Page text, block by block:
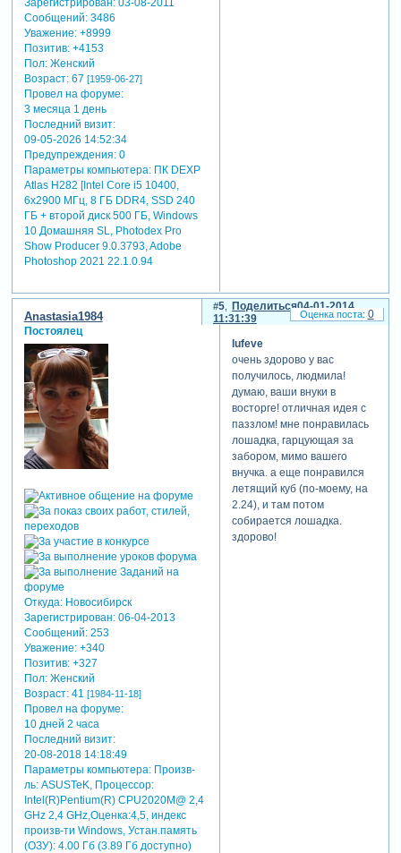
Сообщений:3486
Уважение: +8999
Позитив: +4153
Пол:Женский
Возраст:67 [1959-06-27]
Провел на форуме:
3 месяца 1 день
Последний визит:
09-05-2026 14:52:34
Предупреждения:0
Параметры компьютера:ПК DEXP
Atlas H282 [Intel Core i5 10400,
6x2900 МГц, 8 ГБ DDR4, SSD 240
ГБ + второй диск 500 ГБ, Windows
10 Домашняя SL, Photodex Pro
Show Producer 9.0.3793, Adobe
Photoshop 2021 22.1.0.94
Поделиться
5
04-01-2014
11:31:39
Anastasia1984
Постоялец
Откуда:Новосибирск
Зарегистрирован: 06-04-2013
Сообщений:253
Уважение: +340
Позитив: +327
Пол:Женский
Возраст:41 [1984-11-18]
Провел на форуме:
10 дней 2 часа
Последний визит:
20-08-2018 14:18:49
Параметры компьютера:Произв-
ль: ASUSTeK, Процессор:
Intel(R)Pentium(R) CPU2020M@ 2,4
GHz 2,4 GHz,Оценка:4,5, индекс
произв-ти Windows, Устан.память
(ОЗУ): 4.00 Гб (3.89 Гб доступно)
lufeve
очень здорово у вас
получилось, людмила!
думаю, ваши внуки в
восторге! отличная идея с
паззлом! мне понравилась
лошадка, гарцующая за
забором, мимо вашего
внучка. а еще понравился
летящий куб (по-моему, на
2.24), и там потом
собирается лошадка.
здорово!
0